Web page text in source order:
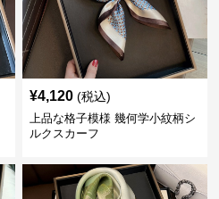
¥4,120 (税込)
上品な格子模様 幾何学小紋柄シ
ルクスカーフ